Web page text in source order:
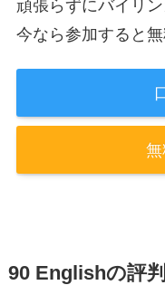
頑張らずにバイリ
今なら参加すると
90 Englishの評